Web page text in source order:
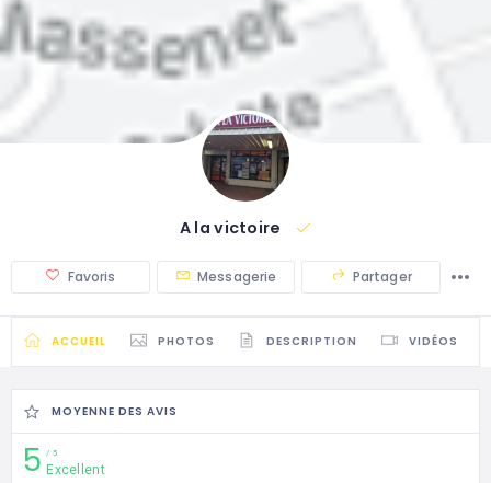
A la victoire
Favoris Messagerie Partager
ACCUEIL PHOTOS DESCRIPTION VIDÉOS
MOYENNE DES AVIS
5 5
Excellent